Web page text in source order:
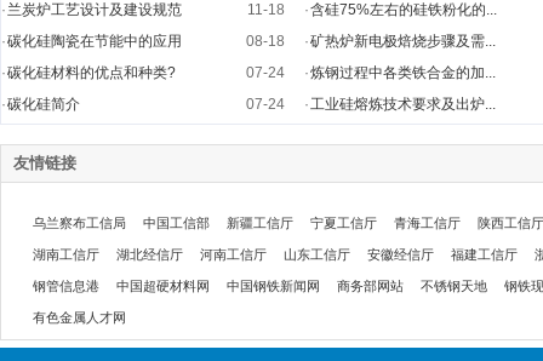
· 兰炭炉工艺设计及建设规范
11-18
·碳化硅陶瓷在节能中的应用
08-18
·碳化硅材料的优点和种类?
07-24
·碳化硅简介 07-24
·含硅75%左右的硅铁粉化的...
·矿热炉新电极焙烧步骤及需...
·炼钢过程中各类铁合金的加...
·工业硅熔炼技术要求及出炉...
友情链接
乌兰察布工信局 中国工信部 新疆工信厅 宁夏工信厅 青海工信厅 陕西工信厅
湖南工信厅 湖北经信厅 河南工信厅 山东工信厅 安徽经信厅 福建工信厅
钢管信息港 中国超硬材料网 中国钢铁新闻网 商务部网站 不锈钢天地 钢铁
有色金属人才网